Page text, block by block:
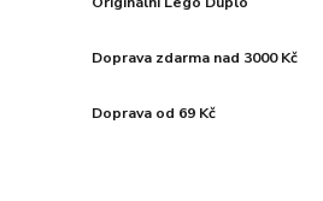
Doprava zdarma nad 3000 Kč
Doprava od 69 Kč